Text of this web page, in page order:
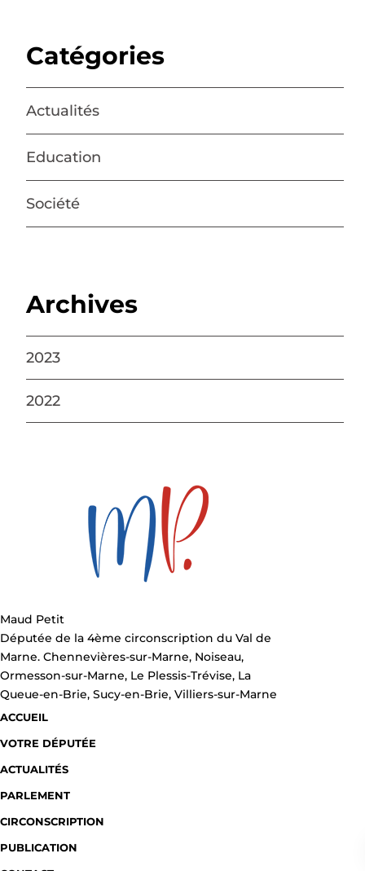
Catégories
Actualités
Education
Société
Archives
2023
2022
Maud Petit
Députée de la 4ème circonscription du Val de
Marne. Chennevières-sur-Marne, Noiseau,
Ormesson-sur-Marne, Le Plessis-Trévise, La
Queue-en-Brie, Sucy-en-Brie, Villiers-sur-Marne
ACCUEIL
VOTRE DÉPUTÉE
ACTUALITÉS
PARLEMENT
CIRCONSCRIPTION
PUBLICATION